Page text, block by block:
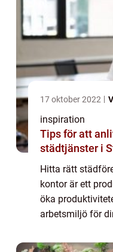
17 oktober 2022
inspiration
Tips för att
städtjänster i
Hitta rätt
kontor är ett
öka
arbetsmiljö för
med så många